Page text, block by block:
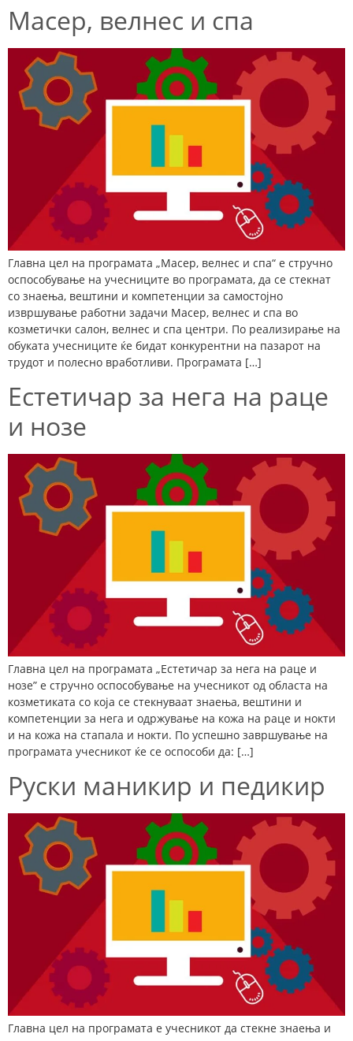
Масер, велнес и спа
Главна цел на програмата „Масер, велнес и спа“ е стручно
оспособување на учесниците во програмата, да се стекнат
со знаења, вештини и компетенции за самостојно
извршување работни задачи Масер, велнес и спа во
козметички салон, велнес и спа центри. По реализирање на
обуката учесниците ќе бидат конкурентни на пазарот на
трудот и полесно вработливи. Програмата […]
Естетичар за нега на раце
и нозе
Главна цел на програмата „Естетичар за нега на раце и
нозе” е стручно оспособување на учесникот од областа на
козметиката со која се стекнуваат знаења, вештини и
компетенции за нега и одржување на кожа на раце и нокти
и на кожа на стапала и нокти. По успешно завршување на
програмата учесникот ќе се оспособи да: […]
Руски маникир и педикир
Главна цел на програмата е учесникот да стекне знаења и